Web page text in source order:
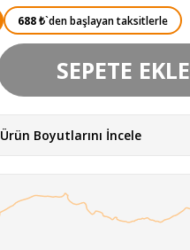
688 ₺`den başlayan taksitlerle
Ürün Boyutlarını İncele